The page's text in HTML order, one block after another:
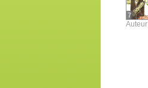
7
Auteur